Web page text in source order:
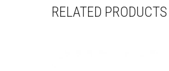
RELATED PRODUCTS